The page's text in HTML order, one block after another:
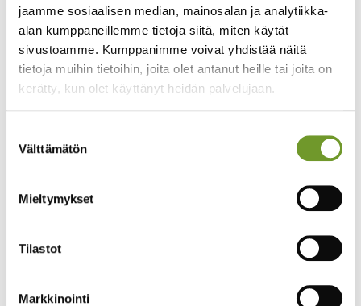
jaamme sosiaalisen median, mainosalan ja analytiikka-
alan kumppaneillemme tietoja siitä, miten käytät
sivustoamme. Kumppanimme voivat yhdistää näitä
tietoja muihin tietoihin, joita olet antanut heille tai joita on
kerätty, kun olet käyttänyt heidän palvelujaan.
valinta
Välttämätön
Mieltymykset
Tilastot
Markkinointi
oppimisympäristöä voidaan hyödyntää
henkilöstökoulutusten lisäksi myös asiakkaiden
kouluttamiseen.
Webinaarissa käsiteltiin:
koulutusympäristönä
verkkoon
Miten koulutuksilla voidaan vähentää tukikuormaa
Kuinka asiakkaiden osaamista ja etenemistä voidaan
akatemioista